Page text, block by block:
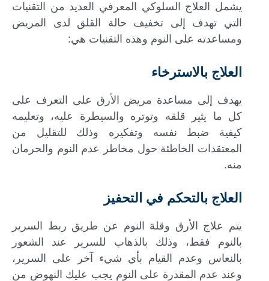
يشمل العلاج السلوكي المعرفي العديد من التقنيات
التي تهدف إلى تخفيف حالة القلق لدى المريض
ومساعدته على النوم وهذه التقنيات هي:
العلاج بالاسترخاء
يهدف إلى مساعدة مريض الأرق على التعرف على
كل ما يثير قلقه وتوتره والسيطرة عليه، وتعليمه
كيفية ضبط نفسه وتفكيره وذلك للتقليل من
المعتقدات الخاطئة حول مخاطر عدم النوم والحرمان
منه.
العلاج بالتحكم في التحفيز
يتم علاج الأرق وقلة النوم عن طريق ربط السرير
بالنوم فقط، وذلك بالذهاب للسرير عند الشعور
بالنعاس وعدم القيام بأي شيء آخر على السرير،
وعند عدم المقدرة على النوم يجب عليك النهوض من